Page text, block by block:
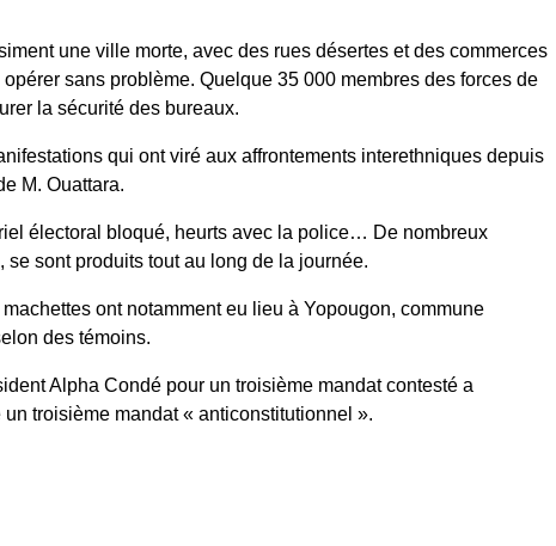
une ville morte, avec des rues désertes et des commerces
sans problème. Quelque 35 000 membres des forces de
la sécurité des bureaux.
qui ont viré aux affrontements interethniques depuis
M. Ouattara.
électoral bloqué, heurts avec la police… De nombreux
sont produits tout au long de la journée.
ont notamment eu lieu à Yopougon, commune
des témoins.
Alpha Condé pour un troisième mandat contesté a
troisième mandat « anticonstitutionnel ».